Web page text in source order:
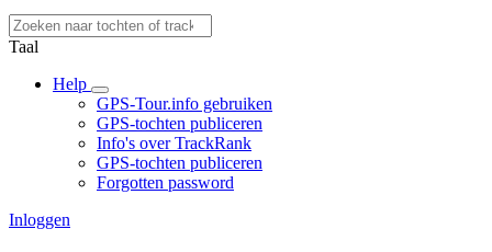
Taal
Help
GPS-Tour.info gebruiken
GPS-tochten publiceren
Info's over TrackRank
GPS-tochten publiceren
Forgotten password
Inloggen